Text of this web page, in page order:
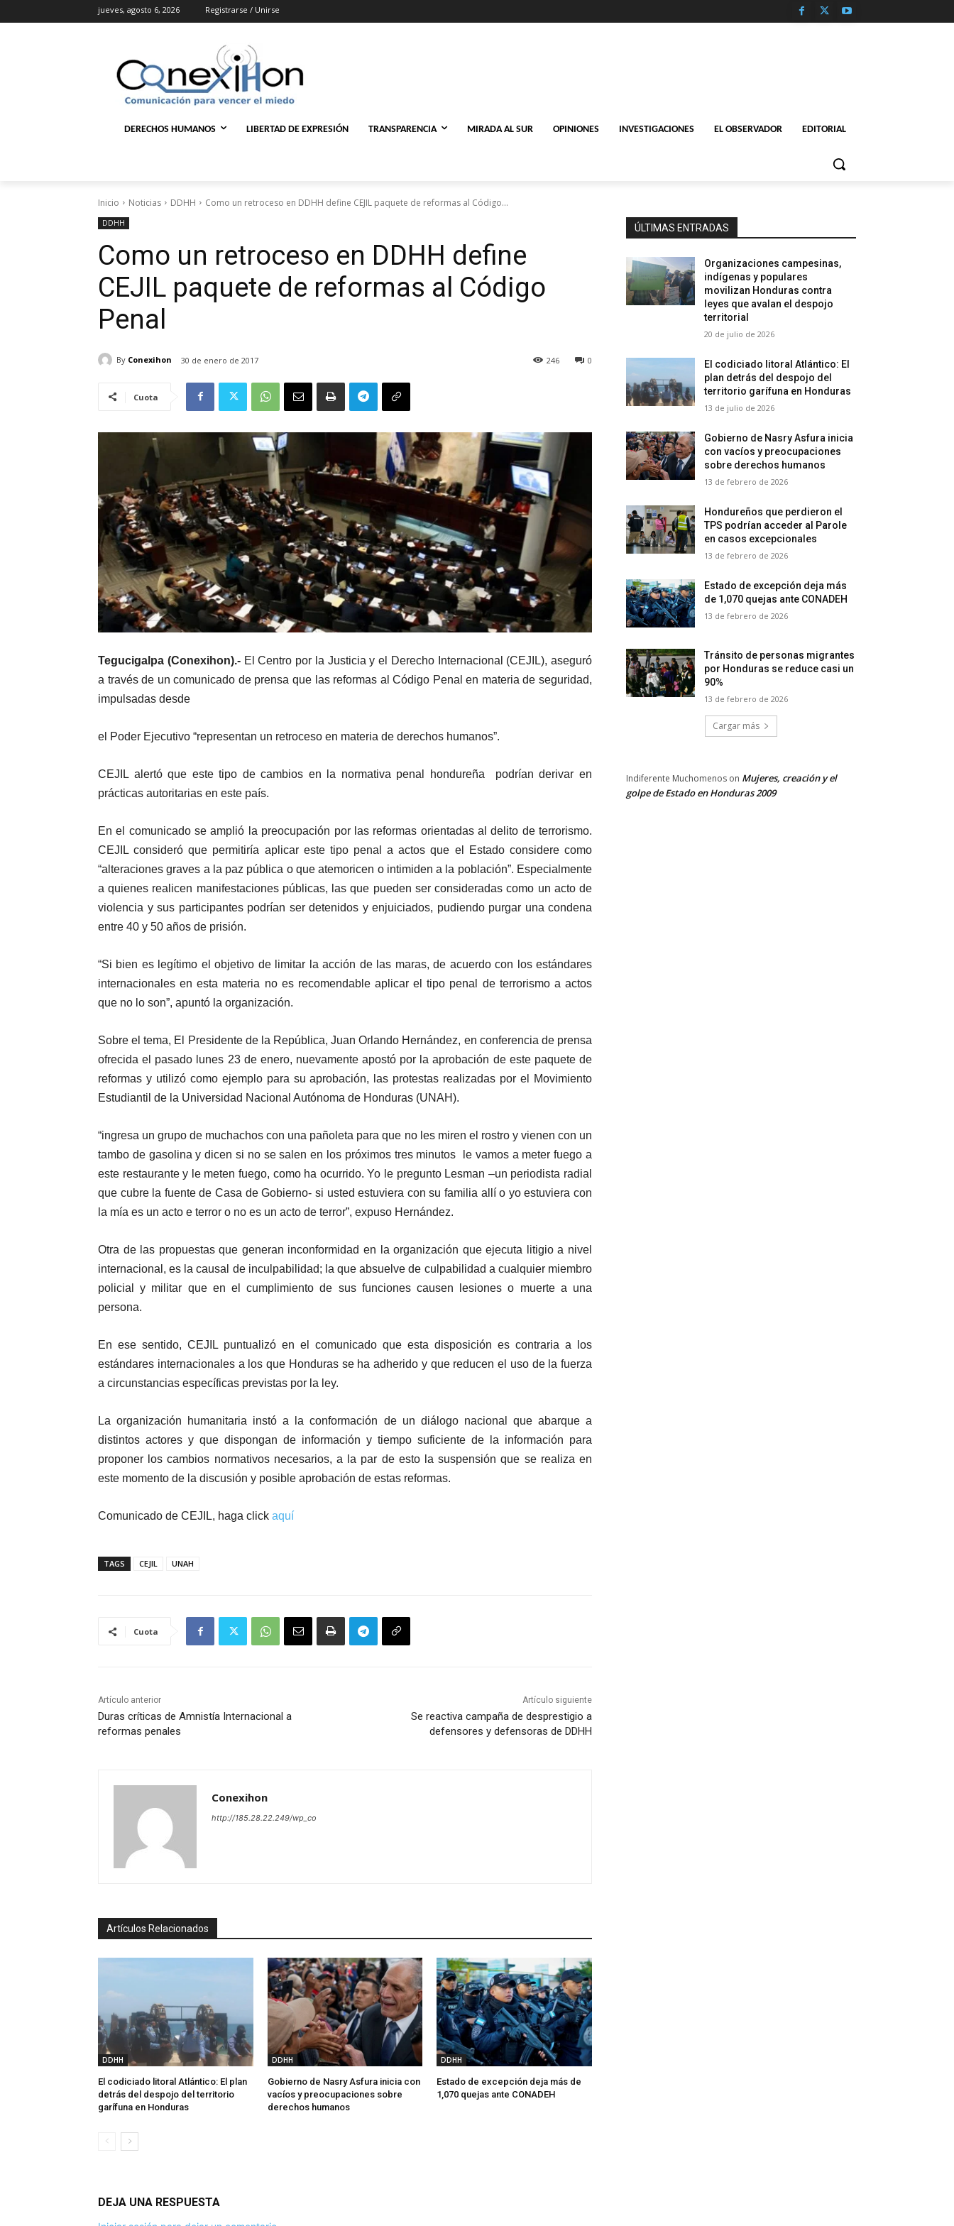
jueves, agosto 6, 2026 Registrarse / Unirse
DERECHOS HUMANOS LIBERTAD DE EXPRESIÓN TRANSPARENCIA MIRADA AL SUR OPINIONES INVESTIGACIONES EL OBSERVADOR EDITORIAL
Inicio Noticias DDHH Como un retroceso en DDHH define CEJIL paquete de reformas al Código...
DDHH
Como un retroceso en DDHH define
CEJIL paquete de reformas al Código
Penal
By Conexihon 30 de enero de 2017 0
246
Cuota
Tegucigalpa (Conexihon).-El Centro por la Justicia y el Derecho Internacional (CEJIL), aseguró
a través de un comunicado de prensa que las reformas al Código Penal en materia de seguridad,
impulsadas desde
el Poder Ejecutivo “representan un retroceso en materia de derechos humanos”.
CEJIL alertó que este tipo de cambios en la normativa penal hondureña podrían derivar en
prácticas autoritarias en este país.
En el comunicado se amplió la preocupación por las reformas orientadas al delito de terrorismo.
CEJIL consideró que permitiría aplicar este tipo penal a actos que el Estado considere como
“alteraciones graves a la paz pública o que atemoricen o intimiden a la población”. Especialmente
a quienes realicen manifestaciones públicas, las que pueden ser consideradas como un acto de
violencia y sus participantes podrían ser detenidos y enjuiciados, pudiendo purgar una condena
entre 40 y 50 años de prisión.
“Si bien es legítimo el objetivo de limitar la acción de las maras, de acuerdo con los estándares
internacionales en esta materia no es recomendable aplicar el tipo penal de terrorismo a actos
que no lo son”, apuntó la organización.
Sobre el tema, El Presidente de la República, Juan Orlando Hernández, en conferencia de prensa
ofrecida el pasado lunes 23 de enero, nuevamente apostó por la aprobación de este paquete de
reformas y utilizó como ejemplo para su aprobación, las protestas realizadas por el Movimiento
Estudiantil de la Universidad Nacional Autónoma de Honduras (UNAH).
“ingresa un grupo de muchachos con una pañoleta para que no les miren el rostro y vienen con un
tambo de gasolina y dicen si no se salen en los próximos tres minutos le vamos a meter fuego a
este restaurante y le meten fuego, como ha ocurrido. Yo le pregunto Lesman –un periodista radial
que cubre la fuente de Casa de Gobierno- si usted estuviera con su familia allí o yo estuviera con
la mía es un acto e terror o no es un acto de terror”, expuso Hernández.
Otra de las propuestas que generan inconformidad en la organización que ejecuta litigio a nivel
internacional, es la causal de inculpabilidad; la que absuelve de culpabilidad a cualquier miembro
policial y militar que en el cumplimiento de sus funciones causen lesiones o muerte a una
persona.
En ese sentido, CEJIL puntualizó en el comunicado que esta disposición es contraria a los
estándares internacionales a los que Honduras se ha adherido y que reducen el uso de la fuerza
a circunstancias específicas previstas por la ley.
La organización humanitaria instó a la conformación de un diálogo nacional que abarque a
distintos actores y que dispongan de información y tiempo suficiente de la información para
proponer los cambios normativos necesarios, a la par de esto la suspensión que se realiza en
este momento de la discusión y posible aprobación de estas reformas.
Comunicado de CEJIL, haga click aquí
TAGS CEJIL UNAH
Cuota
Artículo anterior
Duras críticas de Amnistía Internacional a
reformas penales
Artículo siguiente
Se reactiva campaña de desprestigio a
defensores y defensoras de DDHH
Conexihon
http://185.28.22.249/wp_co
Artículos Relacionados
DDHH
El codiciado litoral Atlántico: El plan
detrás del despojo del territorio
garífuna en Honduras
DDHH
Gobierno de Nasry Asfura inicia con
vacíos y preocupaciones sobre
derechos humanos
DDHH
Estado de excepción deja más de
1,070 quejas ante CONADEH
DEJA UNA RESPUESTA
ÚLTIMAS ENTRADAS
Organizaciones campesinas,
indígenas y populares
movilizan Honduras contra
leyes que avalan el despojo
territorial
20 de julio de 2026
El codiciado litoral Atlántico: El
plan detrás del despojo del
territorio garífuna en Honduras
13 de julio de 2026
Gobierno de Nasry Asfura inicia
con vacíos y preocupaciones
sobre derechos humanos
13 de febrero de 2026
Hondureños que perdieron el
TPS podrían acceder al Parole
en casos excepcionales
13 de febrero de 2026
Estado de excepción deja más
de 1,070 quejas ante CONADEH
13 de febrero de 2026
Tránsito de personas migrantes
por Honduras se reduce casi un
90%
13 de febrero de 2026
Cargar más
Indiferente Muchomenos on Mujeres, creación y el
golpe de Estado en Honduras 2009